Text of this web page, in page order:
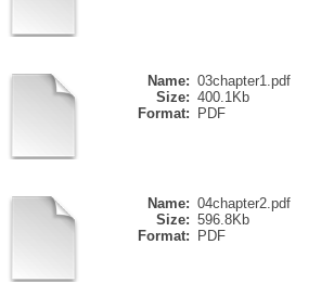
Name: 03chapter1.pdf
Size: 400.1Kb
Format:
PDF
Name: 04chapter2.pdf
Size: 596.8Kb
Format:
PDF